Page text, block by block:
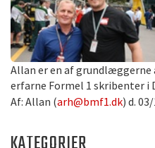
Allan er en af grundlæggerne
erfarne Formel 1 skribenter i
Af: Allan (arh@bmf1.dk) d.